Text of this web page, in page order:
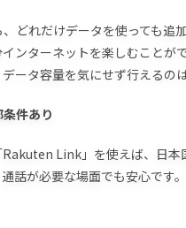
どれだけデータを使っても
ンターネットを楽しむことが
ータ容量を気にせず行えるの
件あり
Link」を使えば、日
話が必要な場面でも安心で